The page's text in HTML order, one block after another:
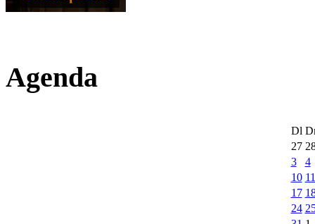
Agenda
Dl
27
3
4
10 11
17
24